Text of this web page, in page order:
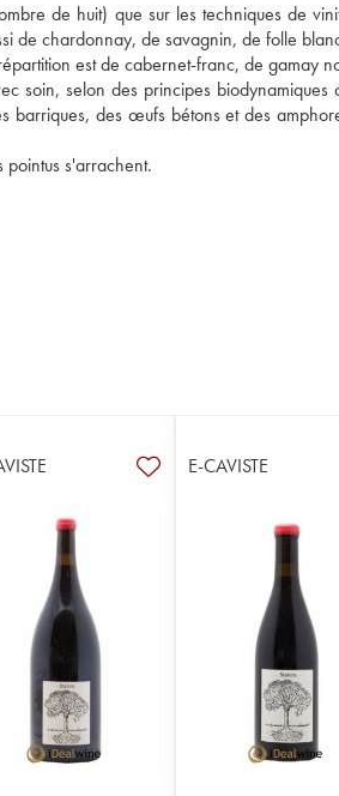
de huit) que sur les techniques de
de chardonnay, de savagnin, de folle
est de cabernet-franc, de gamay
soin, selon des principes biodynamiques
barriques, des œufs bétons et des
s'arrachent.
E-CAVISTE